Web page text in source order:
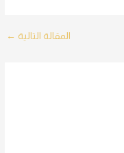
المقالة التالية ←